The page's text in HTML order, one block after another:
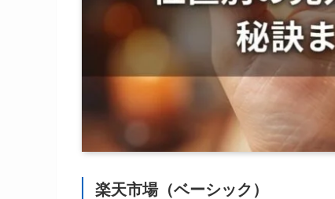
楽天市場（ベーシック）